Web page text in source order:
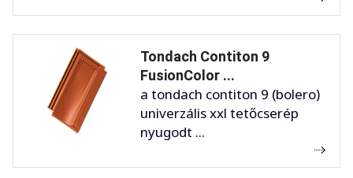
Tondach Contiton 9
FusionColor ...
a tondach contiton 9 (bolero)
univerzális xxl tetőcserép
nyugodt ...